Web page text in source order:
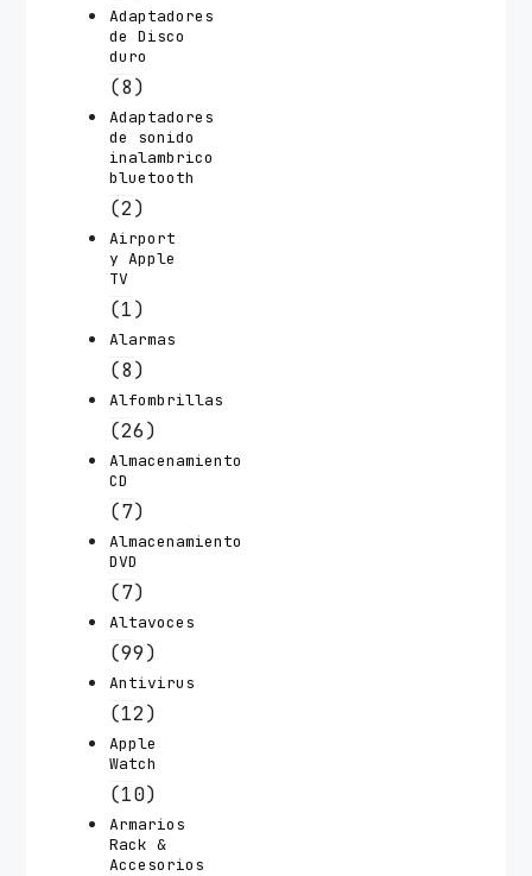
Adaptadores
de Disco
duro
(8)
Adaptadores
de sonido
inalambrico
bluetooth
(2)
Airport
y Apple
TV
(1)
Alarmas
(8)
Alfombrillas
(26)
Almacenamiento
CD
(7)
Almacenamiento
DVD
(7)
Altavoces
(99)
Antivirus
(12)
Apple
Watch
(10)
Armarios
Rack &
Accesorios